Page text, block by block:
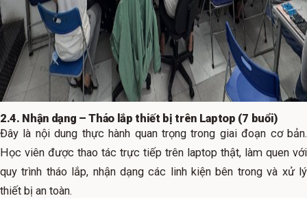
2.4. Nhận dạng – Tháo lắp thiết bị trên Laptop (7 buổi)
Đây là nội dung thực hành quan trọng trong giai đoạn cơ bản.
Học viên được thao tác trực tiếp trên laptop thật, làm quen với
quy trình tháo lắp, nhận dạng các linh kiện bên trong và xử lý
thiết bị an toàn.